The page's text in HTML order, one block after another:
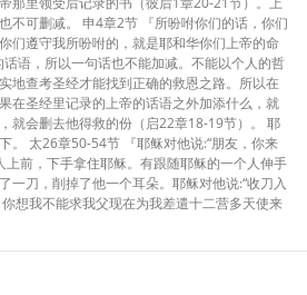
不可删减。 申4章2节 『所吩咐你们的话，你们
们遵守我所吩咐的，就是耶和华你们上帝的命
语，所以一句话也不能加减。不能以个人的哲
地查考圣经才能找到正确的救恩之路。所以在
在圣经里记录的上帝的话语之外加添什么，就
就会删去他得救的份（启22章18-19节）。 耶
。 太26章50-54节 『耶稣对他说:“朋友，你来
上前，下手拿住耶稣。有跟随耶稣的一个人伸手
一刀，削掉了他一个耳朵。耶稣对他说:“收刀入
想我不能求我父现在为我差遣十二营多天使来